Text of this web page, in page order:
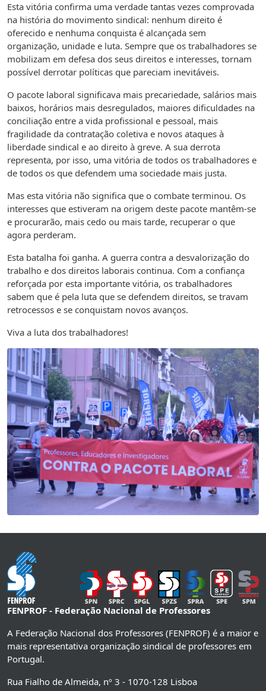
Esta vitória confirma uma verdade tantas vezes comprovada
na história do movimento sindical: nenhum direito é
oferecido e nenhuma conquista é alcançada sem
organização, unidade e luta. Sempre que os trabalhadores se
mobilizam em defesa dos seus direitos e interesses, tornam
possível derrotar políticas que pareciam inevitáveis.
O pacote laboral significava mais precariedade, salários mais
baixos, horários mais desregulados, maiores dificuldades na
conciliação entre a vida profissional e pessoal, mais
fragilidade da contratação coletiva e novos ataques à
liberdade sindical e ao direito à greve. A sua derrota
representa, por isso, uma vitória de todos os trabalhadores e
de todos os que defendem uma sociedade mais justa.
Mas esta vitória não significa que o combate terminou. Os
interesses que estiveram na origem deste pacote mantêm-se
e procurarão, mais cedo ou mais tarde, recuperar o que
agora perderam.
Esta batalha foi ganha. A guerra contra a desvalorização do
trabalho e dos direitos laborais continua. Com a confiança
reforçada por esta importante vitória, os trabalhadores
sabem que é pela luta que se defendem direitos, se travam
retrocessos e se conquistam novos avanços.
Viva a luta dos trabalhadores!
FENPROF - Federação Nacional de Professores
A Federação Nacional dos Professores (FENPROF) é a maior e
mais representativa organização sindical de professores em
Portugal.
Rua Fialho de Almeida, nº 3 - 1070-128 Lisboa